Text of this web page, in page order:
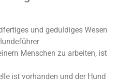
und geduldiges Wesen
Menschen zu arbeiten, ist
ist vorhanden und der Hund